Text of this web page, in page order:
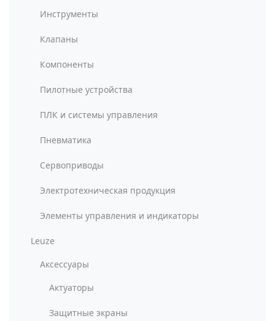
Инструменты
Клапаны
Компоненты
Пилотные устройства
ПЛК и системы управления
Пневматика
Сервоприводы
Электротехническая продукция
Элементы управления и индикаторы
Leuze
Аксессуары
Актуаторы
Защитные экраны